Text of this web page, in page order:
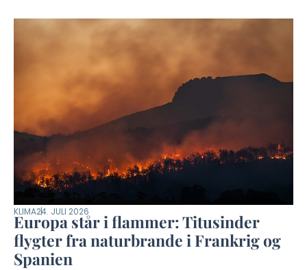
KLIMA24. JULI 2026
Europa står i flammer: Titusinder
flygter fra naturbrande i Frankrig og
Spanien